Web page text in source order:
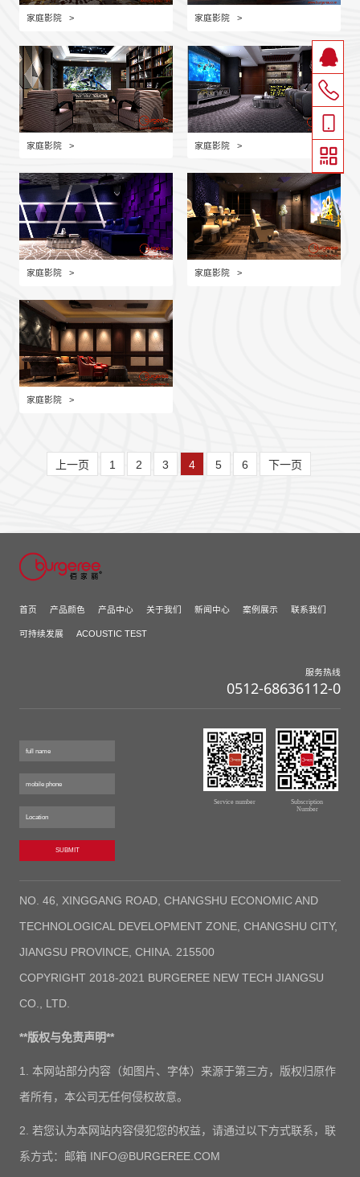
家庭影院 > 家庭影院 >
家庭影院 > 家庭影院 >
家庭影院 > 家庭影院 >
家庭影院 >
上一页 1 2 3 4 5 6 下一页
首页 产品颜色 产品中心 关于我们 新闻中心 案例展示 联系我们
可持续发展 ACOUSTIC TEST
服务热线
0512-68636112-0
SUBMIT
Service number
Subscription
Number
NO. 46, XINGGANG ROAD, CHANGSHU ECONOMIC AND
TECHNOLOGICAL DEVELOPMENT ZONE, CHANGSHU CITY,
JIANGSU PROVINCE, CHINA. 215500
COPYRIGHT 2018-2021 BURGEREE NEW TECH JIANGSU
CO., LTD.
**版权与免责声明**
1. 本网站部分内容（如图片、字体）来源于第三方，版权归原作
者所有，本公司无任何侵权故意。
2. 若您认为本网站内容侵犯您的权益，请通过以下方式联系，联
系方式：邮箱 INFO@BURGEREE.COM